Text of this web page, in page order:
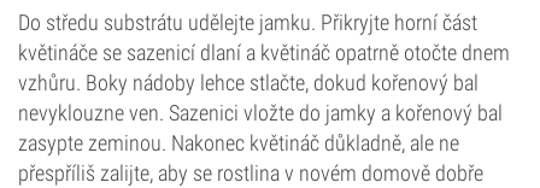
Do středu substrátu udělejte jamku. Přikryjte horní část
květináče se sazenicí dlaní a květináč opatrně otočte dnem
vzhůru. Boky nádoby lehce stlačte, dokud kořenový bal
nevyklouzne ven. Sazenici vložte do jamky a kořenový bal
zasypte zeminou. Nakonec květináč důkladně, ale ne
přespříliš zalijte, aby se rostlina v novém domově dobře